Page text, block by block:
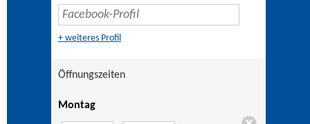
+ weiteres Profil
Öffnungszeiten
Montag